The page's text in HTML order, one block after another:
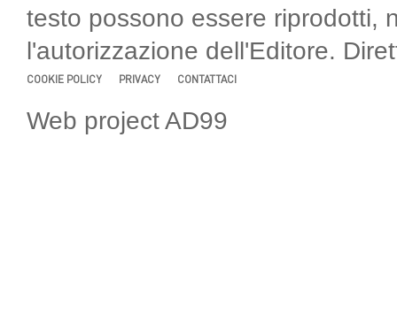
testo possono essere riprodotti,
l'autorizzazione dell'Editore.
COOKIE POLICY PRIVACY CONTATTACI
Web project AD99